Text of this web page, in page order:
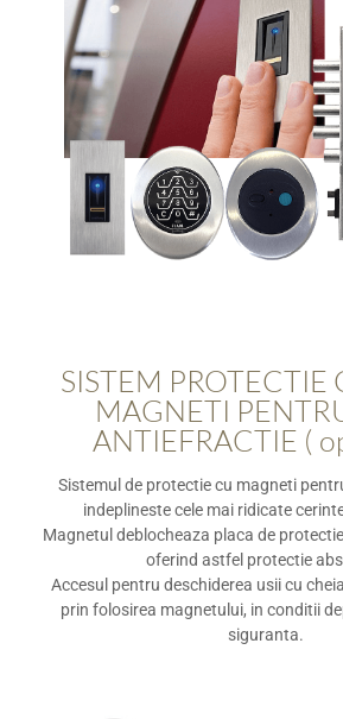
SISTEM PROTECTIE
MAGNETI
ANTIEFRACTIE (
Sistemul de protectie cu magneti
indeplineste cele mai ridicate
Magnetul deblocheaza placa de
oferind astfel protectie
Accesul pentru deschiderea usii cu
prin folosirea magnetului, in conditii
siguranta.